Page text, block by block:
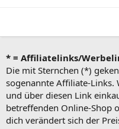
* = Affiliatelinks/
Die mit Sternchen (*)
sogenannte Affiliate-Links.
und über diesen Link
betreffenden Online-Shop
dich verändert sich der